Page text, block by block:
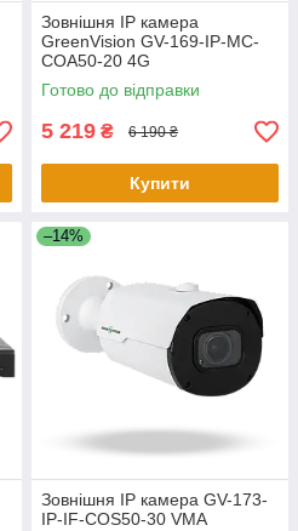
Зовнішня IP камера
GreenVision GV-169-IP-MC-
COA50-20 4G
Готово до відправки
5 219 ₴ 6 190 ₴
Купити
–14%
Зовнішня IP камера GV-173-
IP-IF-COS50-30 VMA